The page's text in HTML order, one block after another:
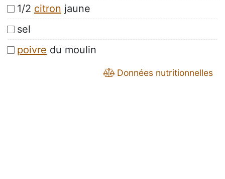
1/2 citron jaune
sel
poivre du moulin
Données nutritionnelles